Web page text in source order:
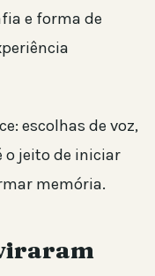
e forma de
escolhas de voz,
o jeito de iniciar
memória.